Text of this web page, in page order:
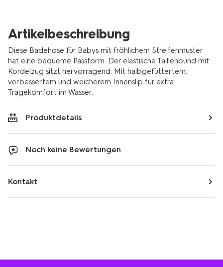
Artikelbeschreibung
Diese Badehose für Babys mit fröhlichem Streifenmuster
hat eine bequeme Passform. Der elastische Taillenbund mit
Kordelzug sitzt hervorragend. Mit halbgefüttertem,
verbessertem und weicherem Innenslip für extra
Tragekomfort im Wasser.
Produktdetails
Noch keine Bewertungen
Kontakt